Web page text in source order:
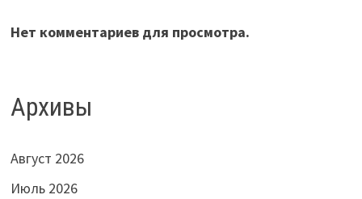
Нет комментариев для просмотра.
Архивы
Август 2026
Июль 2026